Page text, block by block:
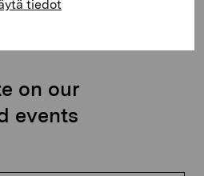
tiedot
on our
events